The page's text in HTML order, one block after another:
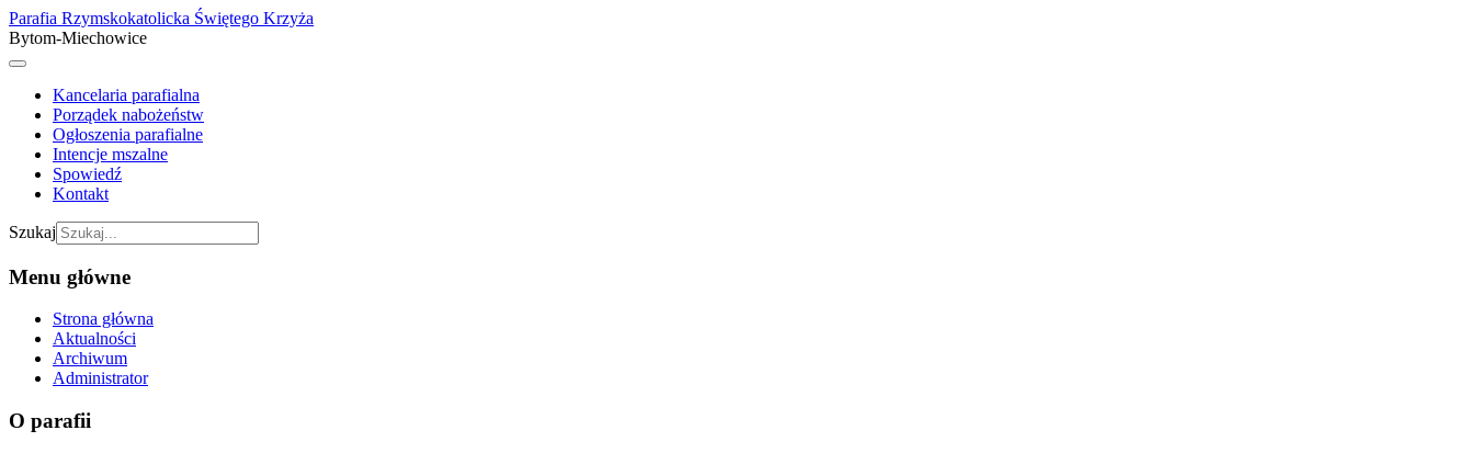
Parafia Rzymskokatolicka Świętego Krzyża
Bytom-Miechowice
Kancelaria parafialna
Porządek nabożeństw
Ogłoszenia parafialne
Intencje mszalne
Spowiedź
Kontakt
Szukaj
Menu główne
Strona główna
Aktualności
Archiwum
Administrator
O parafii